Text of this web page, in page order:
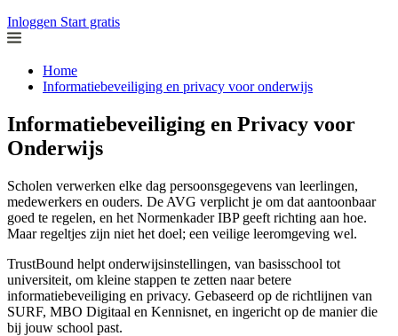
Inloggen Start gratis
Home
Informatiebeveiliging en privacy voor onderwijs
Informatiebeveiliging en Privacy voor
Onderwijs
Scholen verwerken elke dag persoonsgegevens van leerlingen,
medewerkers en ouders. De AVG verplicht je om dat aantoonbaar
goed te regelen, en het Normenkader IBP geeft richting aan hoe.
Maar regeltjes zijn niet het doel; een veilige leeromgeving wel.
TrustBound helpt onderwijsinstellingen, van basisschool tot
universiteit, om kleine stappen te zetten naar betere
informatiebeveiliging en privacy. Gebaseerd op de richtlijnen van
SURF, MBO Digitaal en Kennisnet, en ingericht op de manier die
bij jouw school past.